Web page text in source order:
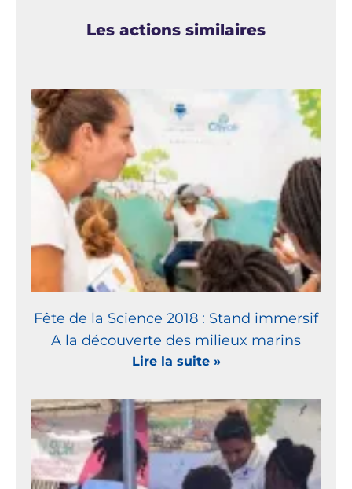
Les actions similaires
Fête de la Science 2018 : Stand immersif
A la découverte des milieux marins
Lire la suite »